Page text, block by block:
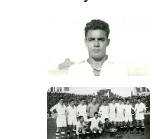
写真：Real Madrid